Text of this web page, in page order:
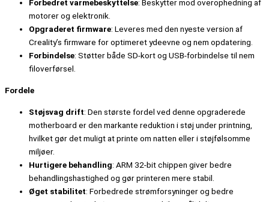
Forbedret varmebeskyttelse: Beskytter mod overophedning af
motorer og elektronik.
Opgraderet firmware: Leveres med den nyeste version af
Creality’s firmware for optimeret ydeevne og nem opdatering.
Forbindelse: Støtter både SD-kort og USB-forbindelse til nem
filoverførsel.
Fordele
Støjsvag drift: Den største fordel ved denne opgraderede
motherboard er den markante reduktion i støj under printning,
hvilket gør det muligt at printe om natten eller i støjfølsomme
miljøer.
Hurtigere behandling: ARM 32-bit chippen giver bedre
behandlingshastighed og gør printeren mere stabil.
Øget stabilitet: Forbedrede strømforsyninger og bedre